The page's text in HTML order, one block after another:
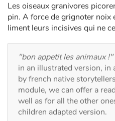
Around the world
Arts, space, activities
Documentaries
With the family
Les oiseaux granivores
pin. A force de grignoter noix
liment leurs incisives qui ne
"bon appetit les animaux !"
in an illustrated version, in
by french native
module, we can offer a
well as for all the other
children adapted version.